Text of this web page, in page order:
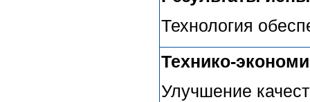
Технология
Технико-
Улучшение